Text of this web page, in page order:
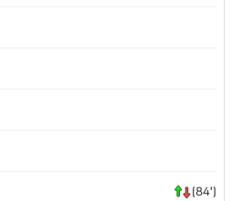
(84')